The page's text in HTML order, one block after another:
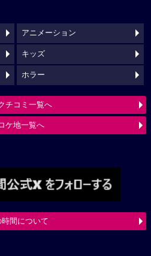
アニメーション
キッズ
ホラー
チコミ一覧へ
ケ地一覧へ
間について